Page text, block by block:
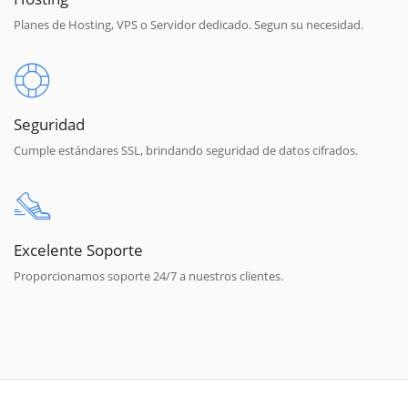
Planes de Hosting, VPS o Servidor dedicado. Segun su necesidad.
Seguridad
Cumple estándares SSL, brindando seguridad de datos cifrados.
Excelente Soporte
Proporcionamos soporte 24/7 a nuestros clientes.